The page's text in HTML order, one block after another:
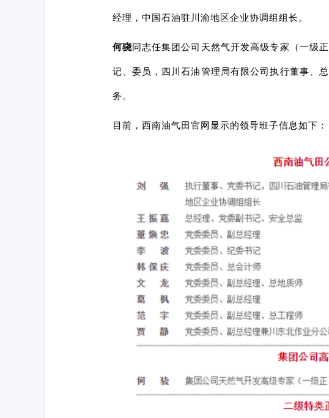
经理，中国石油驻川渝地区企业协调组组长。
何骁同志任集团公司天然气开发高级专家（一级
记、委员，四川石油管理局有限公司执行董事、
务。
目前，西南油气田官网显示的领导班子信息如下：